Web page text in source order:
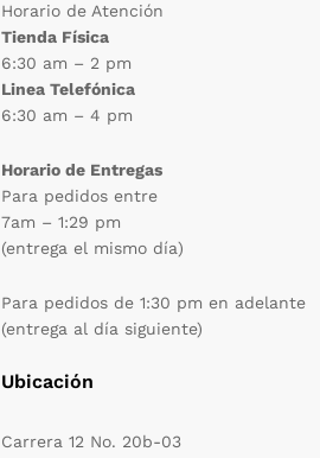
Horario de Atención
Tienda Física
6:30 am – 2 pm
Linea Telefónica
6:30 am – 4 pm
Horario de Entregas
Para pedidos entre
7am – 1:29 pm
(entrega el mismo día)
Para pedidos de 1:30 pm en adelante
(entrega al día siguiente)
Ubicación
Carrera 12 No. 20b-03